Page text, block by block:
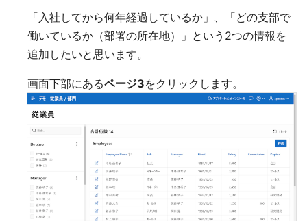
「入社してから何年経過しているか」、「どの支部で
働いているか（部署の所在地）」という2つの情報を
追加したいと思います。
画面下部にあるページ3をクリックします。